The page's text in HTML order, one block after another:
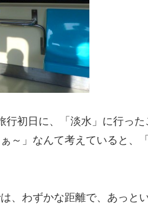
初日に、「淡水」に行った
～」なんて考えていると、
、わずかな距離で、あっと